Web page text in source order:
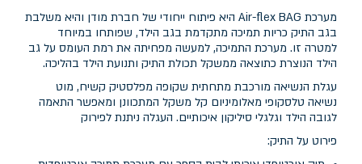
מערכת Air-flex BAG היא פיתוח ייחודי של חברת מודן והיא משלבת
בגב התיק כריות תמיכה מתקדמת בגב הילד, שפותחו במיוחד
למטרה זו. מערכת התמיכה, למעשה מפחיתה את רמת העומס על גב
הילד הנוצרת כתוצאה ממשקל תכולת התיק ותנועת הילד בהליכה.
עגלת הנשיאה מורכבת מתחתית שקופה מפלסטיק קשיח, מוט
נשיאה טלסקופי מאלומיניום קל משקל המתכוונן ומאפשר התאמה
לגובה הילד וגלגלי סיליקון איכותיים. העגלה ניתנת לפירוק
פירוט על התיק: